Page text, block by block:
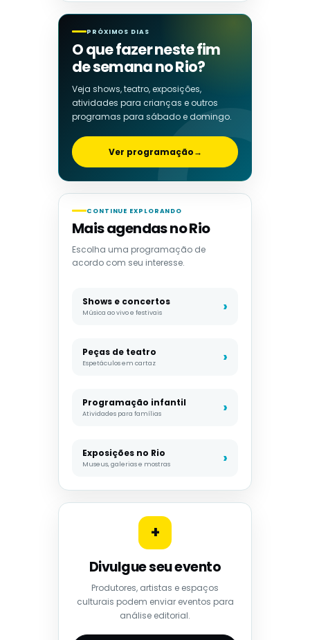
PRÓXIMOS DIAS
O que fazer neste fim
de semana no Rio?
Veja shows, teatro, exposições,
atividades para crianças e outros
programas para sábado e domingo.
Ver programação→
CONTINUE EXPLORANDO
Mais agendas no Rio
Escolha uma programação de
acordo com seu interesse.
Shows e concertos
Música ao vivo e festivais
Peças de teatro
Espetáculos em cartaz
Programação infantil
Atividades para famílias
Exposições no Rio
Museus, galerias e mostras
+
Divulgue seu evento
Produtores, artistas e espaços
culturais podem enviar eventos para
análise editorial.